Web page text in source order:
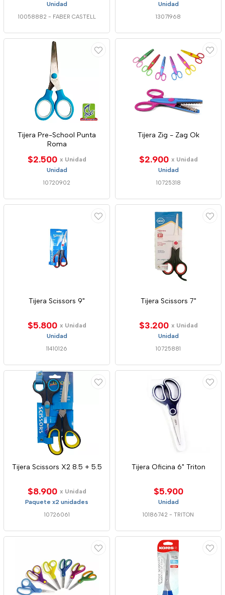
Unidad
10058882 - FABER CASTELL
Unidad
13071968
Tijera Pre-School Punta
Roma
$2.500 x Unidad
Unidad
10720902
Tijera Zig - Zag Ok
$2.900 x Unidad
Unidad
10725318
Tijera Scissors 9"
$5.800 x Unidad
Unidad
11410126
Tijera Scissors 7"
$3.200 x Unidad
Unidad
10725881
Tijera Scissors X2 8.5 + 5.5
$8.900 x Unidad
Paquete x2 unidades
10726061
Tijera Oficina 6" Triton
$5.900
Unidad
10186742 - TRITON